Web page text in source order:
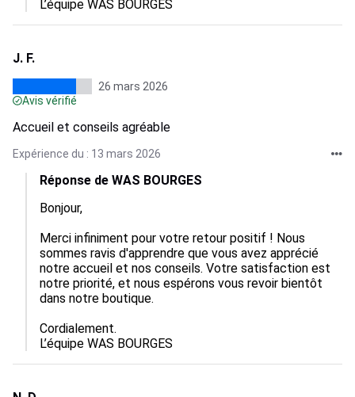
L’équipe WAS BOURGES
J. F.
26 mars 2026
Avis vérifié
Accueil et conseils agréable
Expérience du : 13 mars 2026
Réponse de WAS BOURGES
Bonjour,
Merci infiniment pour votre retour positif ! Nous
sommes ravis d'apprendre que vous avez apprécié
notre accueil et nos conseils. Votre satisfaction est
notre priorité, et nous espérons vous revoir bientôt
dans notre boutique.
Cordialement.
L’équipe WAS BOURGES